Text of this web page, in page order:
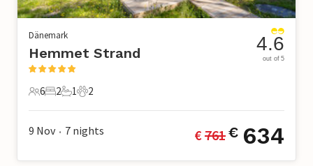
Dänemark
Hemmet Strand
6 Gäste
6
2 Schlafzimmer
2
1 Badezimmer
1
2 Haustiere
2
4.6
out of 5
9 Nov • 7 nights € 761€ 634